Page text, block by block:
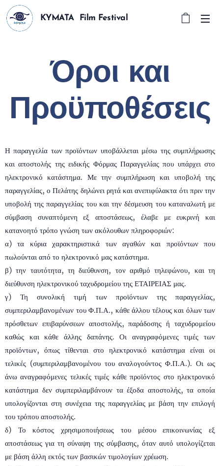
KYMATA Film Festival
Όροι και
Προϋποθέσεις
Η παραγγελία των προϊόντων υποβάλλεται μέσω της συμπλήρωσης
και αποστολής της ειδικής Φόρμας Παραγγελίας που υπάρχει στο
ηλεκτρονικό κατάστημα. Με την συμπλήρωση και υποβολή της
παραγγελίας, ο Πελάτης δηλώνει ρητά και ανεπιφύλακτα ότι πριν την
υποβολή της παραγγελίας του και την δέσμευση του καταναλωτή με
σύμβαση συναπτόμενη εξ αποστάσεως, έλαβε με ευκρινή και
κατανοητό τρόπο γνώση των ακόλουθων πληροφοριών:
α) τα κύρια χαρακτηριστικά των αγαθών και προϊόντων που
πωλούνται από το ηλεκτρονικό μας κατάστημα.
β) την ταυτότητα, τη διεύθυνση, τον αριθμό τηλεφώνου, και τη
διεύθυνση ηλεκτρονικού ταχυδρομείου της ΕΤΑΙΡΕΙΑΣ μας.
γ) Τη συνολική τιμή των προϊόντων της παραγγελίας,
συμπεριλαμβανομένων του Φ.Π.Α., κάθε άλλου τέλους και όλων των
πρόσθετων επιβαρύνσεων αποστολής, παράδοσης ή ταχυδρομείου
καθώς και κάθε άλλης δαπάνης. Οι αναγραφόμενες τιμές των
προϊόντων, όπως τίθενται στο ηλεκτρονικό κατάστημα είναι οι
τελικές (συμπεριλαμβανομένου του αναλογούντος Φ.Π.Α.). Οι ως
άνω αναγραφόμενες τελικές τιμές κάθε προϊόντος στο ηλεκτρονικό
κατάστημα δεν συμπεριλαμβάνουν τα έξοδα αποστολής, τα οποία
υπολογίζονται στη συνέχεια της παραγγελίας με βάση την επιλογή
του τρόπου αποστολής.
δ) Το κόστος χρησιμοποιήσεως του μέσου επικοινωνίας εξ
αποστάσεως για τη σύναψη της σύμβασης, όταν αυτό υπολογίζεται
με βάση άλλη εκτός των βασικών τιμολογίων χρέωση.